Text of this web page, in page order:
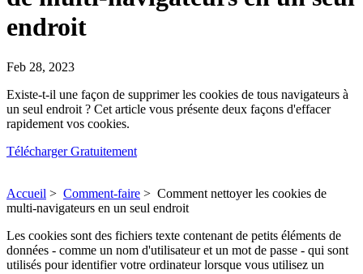
endroit
Feb 28, 2023
Existe-t-il une façon de supprimer les cookies de tous navigateurs à
un seul endroit ? Cet article vous présente deux façons d'effacer
rapidement vos cookies.
Télécharger Gratuitement
Accueil > Comment-faire > Comment nettoyer les cookies de
multi-navigateurs en un seul endroit
Les cookies sont des fichiers texte contenant de petits éléments de
données - comme un nom d'utilisateur et un mot de passe - qui sont
utilisés pour identifier votre ordinateur lorsque vous utilisez un